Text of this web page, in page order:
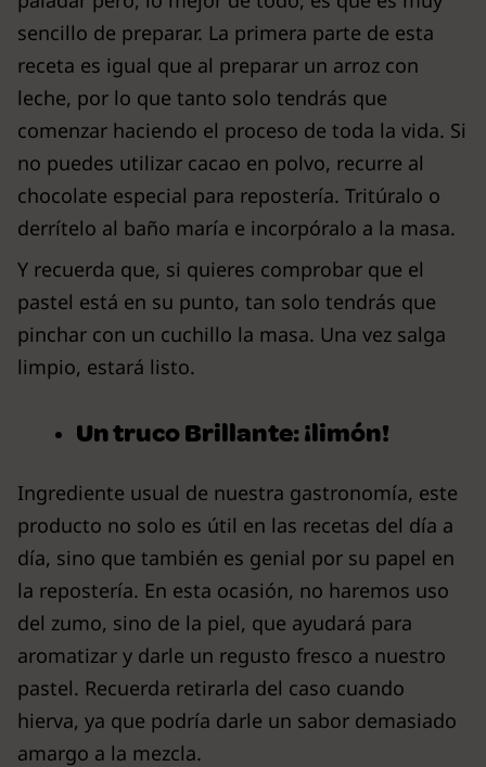
sencillo de preparar. La primera parte de esta
receta es igual que al preparar un arroz con
leche, por lo que tanto solo tendrás que
comenzar haciendo el proceso de toda la vida. Si
no puedes utilizar cacao en polvo, recurre al
chocolate especial para repostería. Tritúralo o
derrítelo al baño maría e incorpóralo a la masa.
Y recuerda que, si quieres comprobar que el
pastel está en su punto, tan solo tendrás que
pinchar con un cuchillo la masa. Una vez salga
limpio, estará listo.
Un truco Brillante: ¡limón!
Ingrediente usual de nuestra gastronomía, este
producto no solo es útil en las recetas del día a
día, sino que también es genial por su papel en
la repostería. En esta ocasión, no haremos uso
del zumo, sino de la piel, que ayudará para
aromatizar y darle un regusto fresco a nuestro
pastel. Recuerda retirarla del caso cuando
hierva, ya que podría darle un sabor demasiado
amargo a la mezcla.